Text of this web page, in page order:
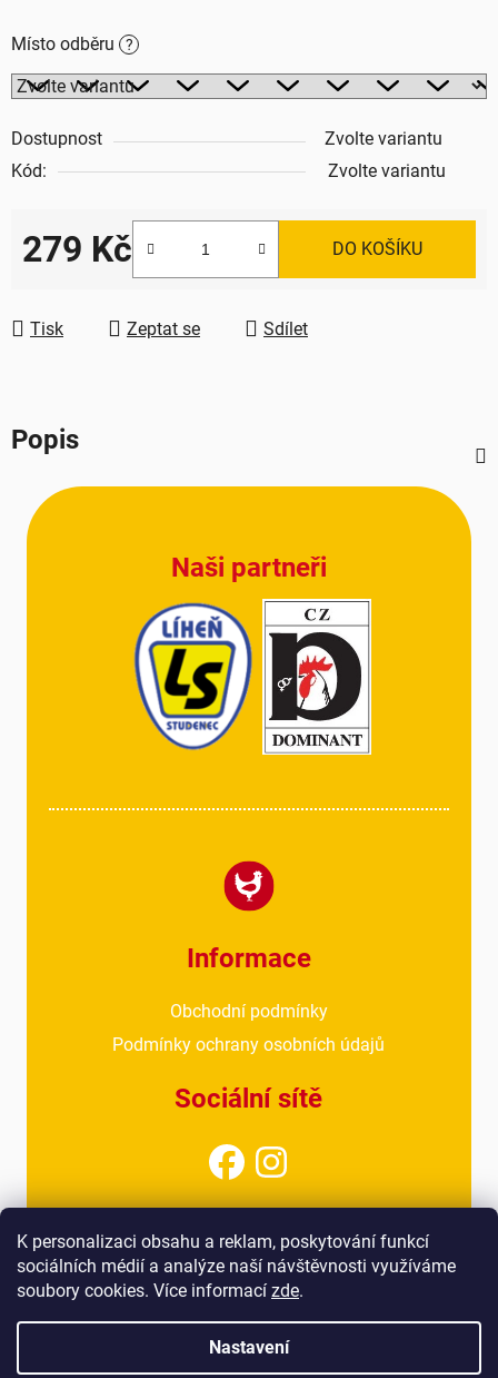
K personalizaci obsahu a reklam, poskytování funkcí
sociálních médií a analýze naší návštěvnosti využíváme
soubory cookies. Více informací zde.
Nastavení
Místo odběru ?
Dostupnost
Zvolte variantu
Kód:
Zvolte variantu
279 Kč DO KOŠÍKU
Tisk Zeptat se Sdílet
Popis
Naši partneři
Informace
Obchodní podmínky
Podmínky ochrany osobních údajů
Sociální sítě
info@drubezarnahoresovice.cz